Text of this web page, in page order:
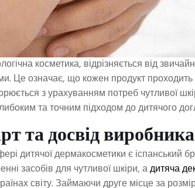
косметика, відрізняється від
Це означає, що кожен продукт проходить
з урахуванням потреб чутливої
та точним підходом до дитячого
та досвід виробника
дитячої дермакосметики є іспанський
засобів для чутливої шкіри, адитяча
світу. Займаючи друге місце за